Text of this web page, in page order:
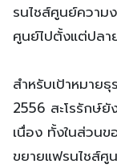
รนไชส์ศูนย์ความ
ศูนย์ไปตั้งแต่ปลา
สำหรับเป้าหมาย
2556 สะโรรักษ์
เนื่อง ทั้งในส่วนข
ขยายแฟรนไชส์ศู